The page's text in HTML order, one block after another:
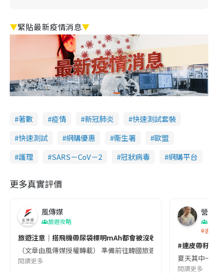
▼緊貼最新疫情消息▼
著數 疫情 新冠肺炎
快速測試套裝
快速測試
網購優惠 衞生署
歐盟
護理
SARS－CoV－2 冠狀病毒 網購平台
更多真實評價
風傳媒
旅遊攻略
旅遊注意｜搭飛機帶尿袋標明mAh都會被沒收😱出發前切記檢查
（文章由風傳媒授權轉載） 準備前往韓國旅遊的民眾，近期要
閱讀更多
營養
香港
#連皮帶籽
夏天其中一
閱讀更多